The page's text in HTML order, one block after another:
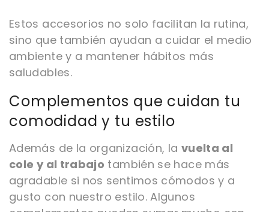
Estos accesorios no solo facilitan la rutina,
sino que también ayudan a cuidar el medio
ambiente y a mantener hábitos más
saludables.
Complementos que cuidan tu
comodidad y tu estilo
Además de la organización, la vuelta al
cole y al trabajo también se hace más
agradable si nos sentimos cómodos y a
gusto con nuestro estilo. Algunos